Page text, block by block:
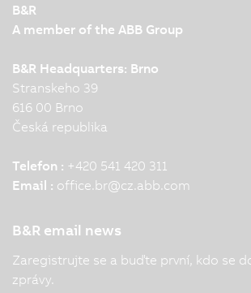
B&R
A member of the ABB Group
B&R Headquarters: Brno
Stranskeho 39
616 00 Brno
Česká republika
Telefon : +420 541 420 311
Email : office.br@cz.abb.com
B&R email news
Zaregistrujte se a buďte první, kdo se
zprávy.